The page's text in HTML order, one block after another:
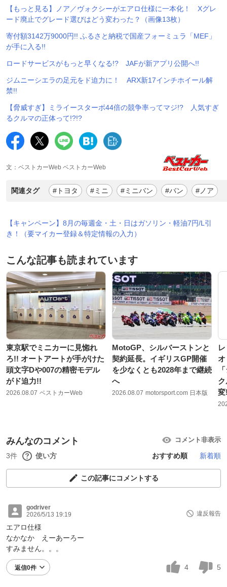
【もっと見る】ノア／ヴォクシーがエアロ仕様に一本化！ Xグレ
ード廃止でグレード選びはどう変わった？（画像13枚）
寄付額3142万9000円!! ふるさと納税で国産フォーミュラ「MEF」
が手に入る!!
ロードサービスがもっと早くなる!? JAFが新アプリ公開へ!!
ジムニーシエラの足元をド迫力に！ ARX新17インチホイール解
禁!!
【脅威すぎ】ミライースターボ44倍の競争率ってマジ!? 人気すぎ
るクルマの正体って!?!?
文：ベストカーWeb ベストカーWeb
関連タグ #トヨタ #ミニ #ミニバン #バン #ノア
【キャンペーン】8月の毎週金・土・日はガソリン・軽油7円/L引
き！（要マイカー登録＆特定情報の入力）
こんな記事も読まれています
東京駅でミニカーに見惚れ
ろ!! オートアートが手がけた
頭文字Dや007の精密モデル
がド迫力!!
2026.08.07 ベストカーWeb
MotoGP、シルバーストンと
契約延長。イギリスGP開催
を少なくとも2028年まで継続
へ
2026.08.07 motorsport.com 日本版
みんなのコメント コメント非表示
3件 使い方 おすすめ順 新着順
この記事にコメントする
godriver
2026/5/13 19:19
違反報告
エアロ仕様
なかなか えーあーろー
すみません。。。
返信0件 4 5